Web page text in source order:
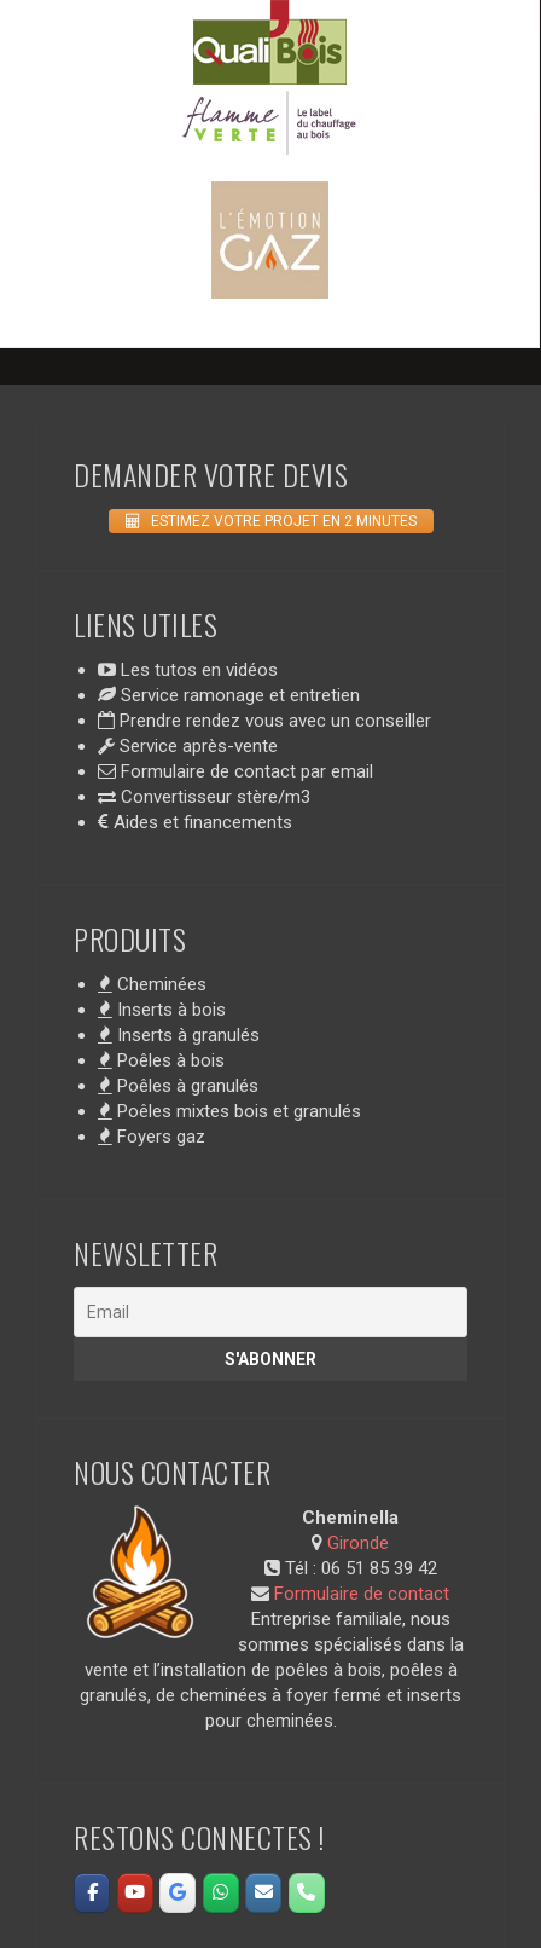
DEMANDER VOTRE DEVIS
ESTIMEZ VOTRE PROJET EN 2 MINUTES
LIENS UTILES
Les tutos en vidéos
Service ramonage et entretien
Prendre rendez vous avec un conseiller
Service après-vente
Formulaire de contact par email
Convertisseur stère/m3
Aides et financements
PRODUITS
Cheminées
Inserts à bois
Inserts à granulés
Poêles à bois
Poêles à granulés
Poêles mixtes bois et granulés
Foyers gaz
NEWSLETTER
NOUS CONTACTER
Cheminella
Gironde
Tél : 06 51 85 39 42
Formulaire de contact
Entreprise familiale, nous
sommes spécialisés dans la
vente et l’installation de poêles à bois, poêles à
granulés, de cheminées à foyer fermé et inserts
pour cheminées.
RESTONS CONNECTES !